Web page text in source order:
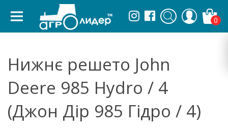
0
Нижнє решето John
Deere 985 Hydro / 4
(Джон Дір 985 Гідро / 4)